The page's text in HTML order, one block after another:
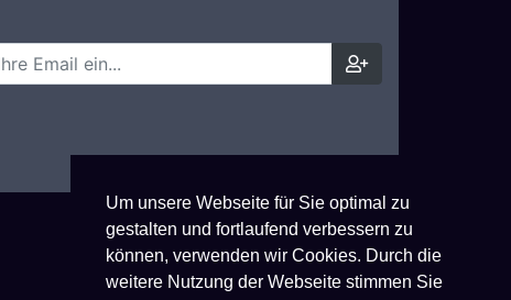
Um unsere Webseite für Sie optimal zu
gestalten und fortlaufend verbessern zu
können, verwenden wir Cookies. Durch die
weitere Nutzung der Webseite stimmen Sie